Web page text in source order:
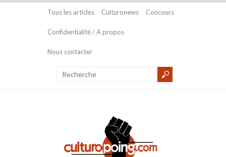
Tous les articles Culturonews Concours
Confidentialité / A propos
Nous contacter